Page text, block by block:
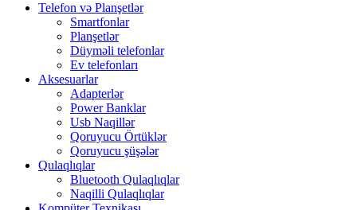
Telefon və Planşetlər
Smartfonlar
Planşetlər
Düyməli telefonlar
Ev telefonları
Aksesuarlar
Adapterlər
Power Banklar
Usb Naqillər
Qoruyucu Örtüklər
Qoruyucu şüşələr
Qulaqlıqlar
Bluetooth Qulaqlıqlar
Naqilli Qulaqlıqlar